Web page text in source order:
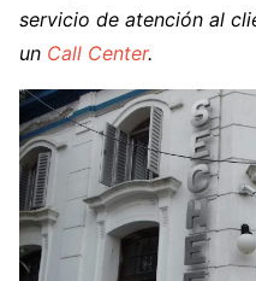
servicio de atención al
un Call Center.